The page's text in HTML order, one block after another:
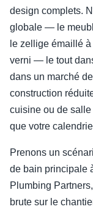
design complets.
globale — le
le zellige émaillé
verni — le tout
dans un marché
construction
cuisine ou de
que votre
Prenons un
de bain principale
Plumbing
brute sur le